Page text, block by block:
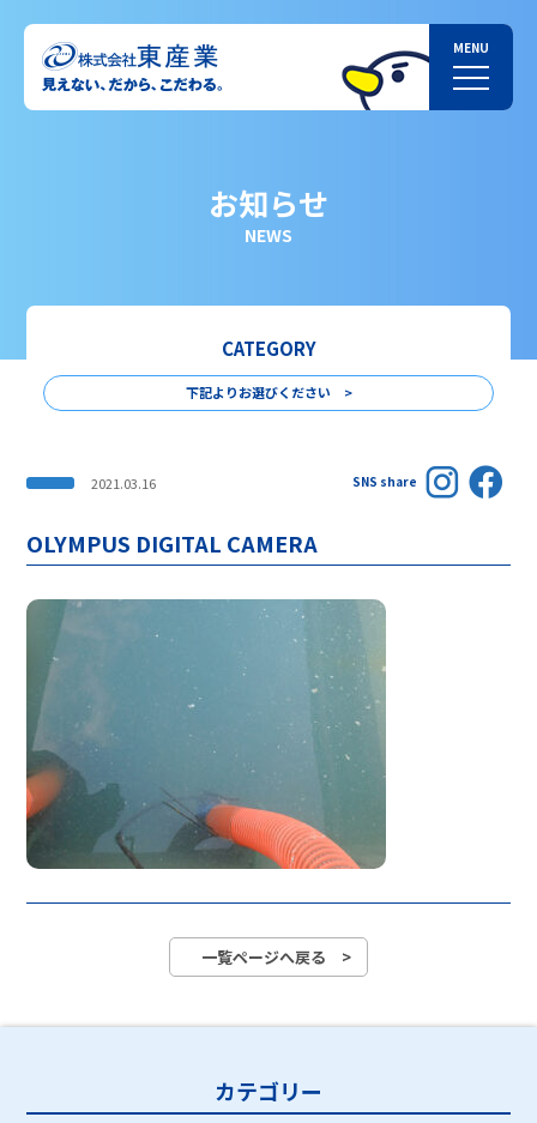
お知らせ
NEWS
CATEGORY
下記よりお選びください >
2021.03.16 SNS share
OLYMPUS DIGITAL CAMERA
一覧ページへ戻る >
カテゴリー